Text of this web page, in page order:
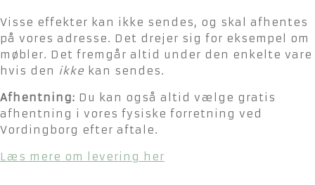
Visse effekter kan ikke sendes, og skal afhentes
på vores adresse. Det drejer sig for eksempel om
møbler. Det fremgår altid under den enkelte vare
hvis den ikke kan sendes.
Afhentning: Du kan også altid vælge gratis
afhentning i vores fysiske forretning ved
Vordingborg efter aftale.
Læs mere om levering her